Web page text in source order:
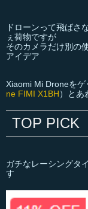
ドローンって飛ばさ
ぇ荷物ですが
そのカメラだけ別の
アイデア
Xiaomi Mi Droneをゲ
ne FIMI X1BH ）とあ
TOP PICK
ガチなレーシングタ
す